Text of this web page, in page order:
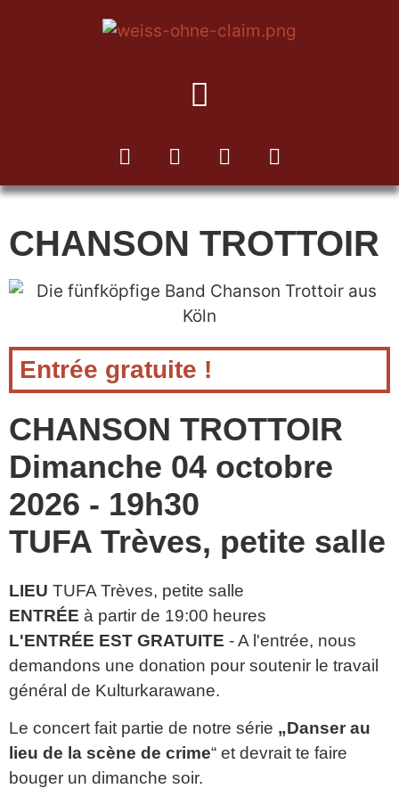
CHANSON TROTTOIR
Entrée gratuite !
CHANSON TROTTOIR
Dimanche 04 octobre
2026 - 19h30
TUFA Trèves, petite salle
LIEU TUFA Trèves, petite salle
ENTRÉE à partir de 19:00 heures
L'ENTRÉE EST GRATUITE - A l'entrée, nous
demandons une donation pour soutenir le travail
général de Kulturkarawane.
Le concert fait partie de notre série „Danser au
lieu de la scène de crime“ et devrait te faire
bouger un dimanche soir.